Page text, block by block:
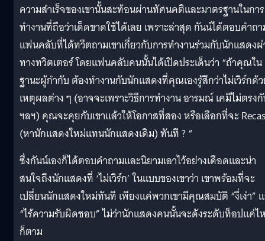
ความสำเร็จของเขานั้นสะท้อนผ่านทัศนคติและมาตรฐานในการ
ทำงานที่ถือว่าเด็ดขาดใช้ได้เลย เพราะล่าสุด กันน์ได้ตอบคำถ
แฟนคลับที่ได้ทวีตถามเขาเกี่ยวกับการทำงานร่วมกับนักแสดง
ทางทวิตเตอร์ โดยแฟนคลับคนนั้นได้เปิดประเด็นว่า “ถ้าคุณใน
ฐานะผู้กำกับ ต้องทำงานกับนักแสดงที่คุณเองรู้สึกว่าไม่เวิร์กด้
เหตุผลต่าง ๆ (อาจจะเพราะวิธีการทำงาน อารมณ์ เคมีไม่ตรง
ฯลฯ) คุณจะคุยกับเขาแล้วให้โอกาสที่สอง หรือเลือกที่จะ
(หานักแสดงใหม่แทนนักแสดงเดิม) ทันที ? “
ซึ่งกันน์เองก็ได้ตอบคำถามและนิยามเอาไว้อย่างเดือดและน่า
สนใจถึงนักแสดงที่ ‘ไม่เวิร์ก’ ในแบบของเขาว่า เขาพร้อมที่จะ
เปลี่ยนนักแสดงใหม่ทันที เพียงแค่พวกเขามีคุณสมบัติ “งี่เง่า”
“ไร้ความรับผิดชอบ” ไม่ว่านักแสดงคนนั้นจะดังระดับท็อปแค่ไ
ก็ตาม